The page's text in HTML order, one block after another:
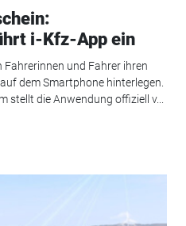
i-Kfz-App ein
Fahrerinnen und Fahrer ihren
dem Smartphone hinterlegen.
stellt die Anwendung offiziell v...